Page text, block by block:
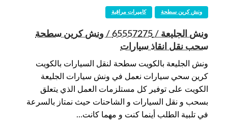
كاميرات مراقبة ونش كرين سطحة
ونش الجليعة / 65557275 / ونش كرين سطحة
سحب نقل انقاذ سيارات
ونش الجليعة بالكويت سطحة لنقل السيارات بالكويت
كرين سحي سيارات نعمل في ونش سيارات الجليعة
الكويت على توفير كل مستلزمات العمل الذي يتعلق
بسحب و نقل السيارات و الشاحنات حيث نمتاز بالسرعة
في تلبية الطلب أينما كنت و مهما كانت…